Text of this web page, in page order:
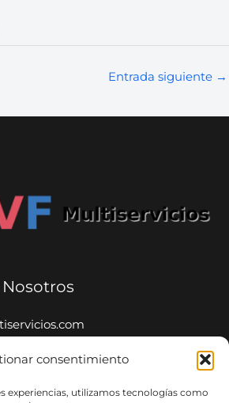
consentimiento
experiencias, utilizamos tecnologías como
Entrada siguiente →
06